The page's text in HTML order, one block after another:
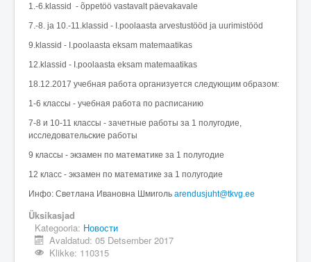
Õppetöö
Koolielu
Üldinfo
Kontakt
Login
1.-6.klassid - õppetöö vastavalt päevakavale
7.-8. ja 10.-11.klassid - I.poolaasta arvestustööd ja uurimistööd
9.klassid - I.poolaasta eksam matemaatikas
12.klassid - I.poolaasta eksam matemaatikas
18.12.2017 учебная работа организуется следующим образом:
1-6 классы - учебная работа по расписанию
7-8 и 10-11 классы - зачетные работы за 1 полугодие,
исследовательские работы
9 классы - экзамен по математике за 1 полугодие
12 класс - экзамен по математике за 1 полугодие
Инфо: Светлана Ивановна Шмиголь arendusjuht@tkvg.ee
Üksikasjad
Kategooria: Новости
Avaldatud: 05 Detsember 2017
Klikke: 110315